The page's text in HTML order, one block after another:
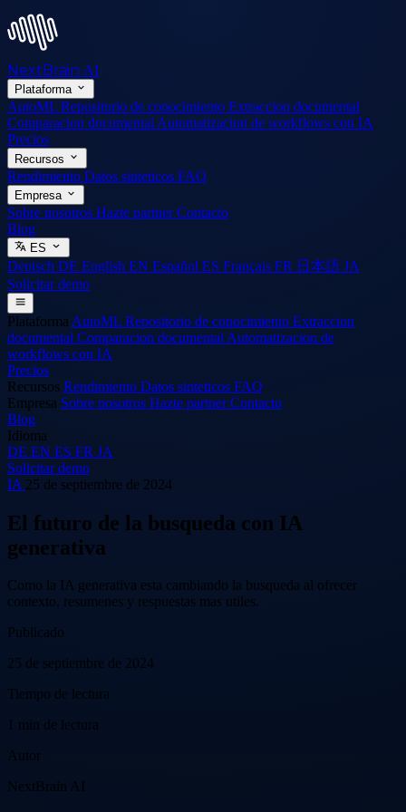
NextBrain AI
Plataforma
AutoML Repositorio de conocimiento Extraccion documental
Comparacion documental Automatizacion de workflows con IA
Precios
Recursos
Rendimiento Datos sinteticos FAQ
Empresa
Sobre nosotros Hazte partnerContacto
Blog
ES
Deutsch DE English EN Español ES Français FR 日本語 JA
Solicitar demo
Plataforma AutoML Repositorio de conocimiento Extraccion
documental Comparacion documental Automatizacion de
workflows con IA
Precios
Recursos Rendimiento Datos sinteticos FAQ
Empresa Sobre nosotros Hazte partnerContacto
Blog
Idioma
DE EN ES FR JA
Solicitar demo
IA 25 de septiembre de 2024
El futuro de la busqueda con IA
generativa
Como la IA generativa esta cambiando la busqueda al ofrecer
contexto, resumenes y respuestas mas utiles.
Publicado
25 de septiembre de 2024
Tiempo de lectura
1 min de lectura
Autor
NextBrain AI